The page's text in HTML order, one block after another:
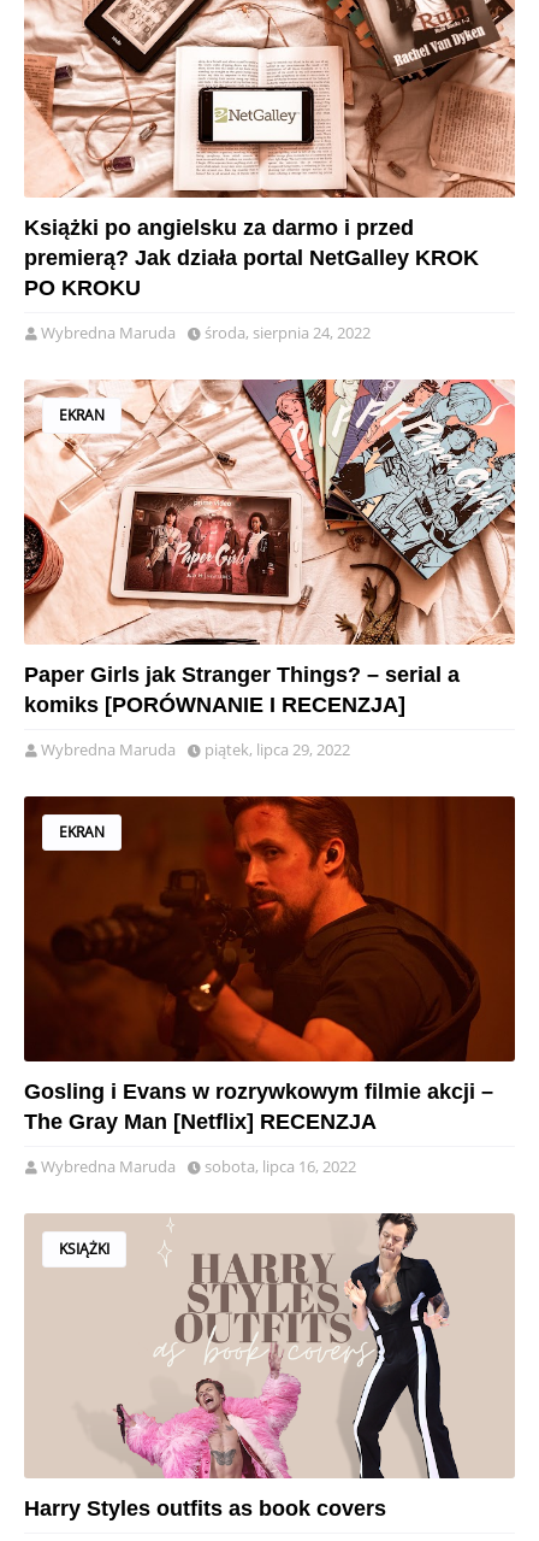
Książki po angielsku za darmo i przed
premierą? Jak działa portal NetGalley KROK
PO KROKU
Wybredna Maruda środa, sierpnia 24, 2022
EKRAN
Paper Girls jak Stranger Things? – serial a
komiks [PORÓWNANIE I RECENZJA]
Wybredna Maruda piątek, lipca 29, 2022
EKRAN
Gosling i Evans w rozrywkowym filmie akcji –
The Gray Man [Netflix] RECENZJA
Wybredna Maruda sobota, lipca 16, 2022
KSIĄŻKI
Harry Styles outfits as book covers